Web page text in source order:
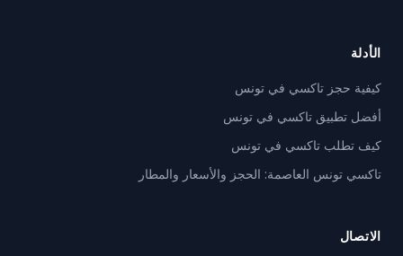
الأدلة
كيفية حجز تاكسي في تونس
أفضل تطبيق تاكسي في تونس
كيف تطلب تاكسي في تونس
تاكسي تونس العاصمة: الحجز والأسعار والمطار
الاتصال